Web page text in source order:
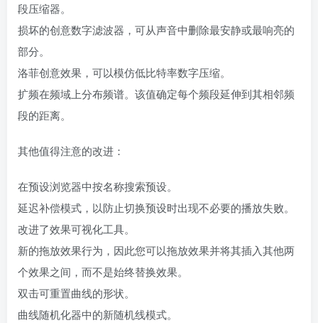
段压缩器。
损坏的创意数字滤波器，可从声音中删除最安静或最响亮的
部分。
洛菲创意效果，可以模仿低比特率数字压缩。
扩频在频域上分布频谱。该值确定每个频段延伸到其相邻频
段的距离。
其他值得注意的改进：
在预设浏览器中按名称搜索预设。
延迟补偿模式，以防止切换预设时出现不必要的播放失败。
改进了效果可视化工具。
新的拖放效果行为，因此您可以拖放效果并将其插入其他两
个效果之间，而不是始终替换效果。
双击可重置曲线的形状。
曲线随机化器中的新随机线模式。